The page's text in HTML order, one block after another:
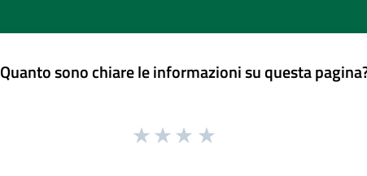
Quanto sono chiare le informazioni su questa